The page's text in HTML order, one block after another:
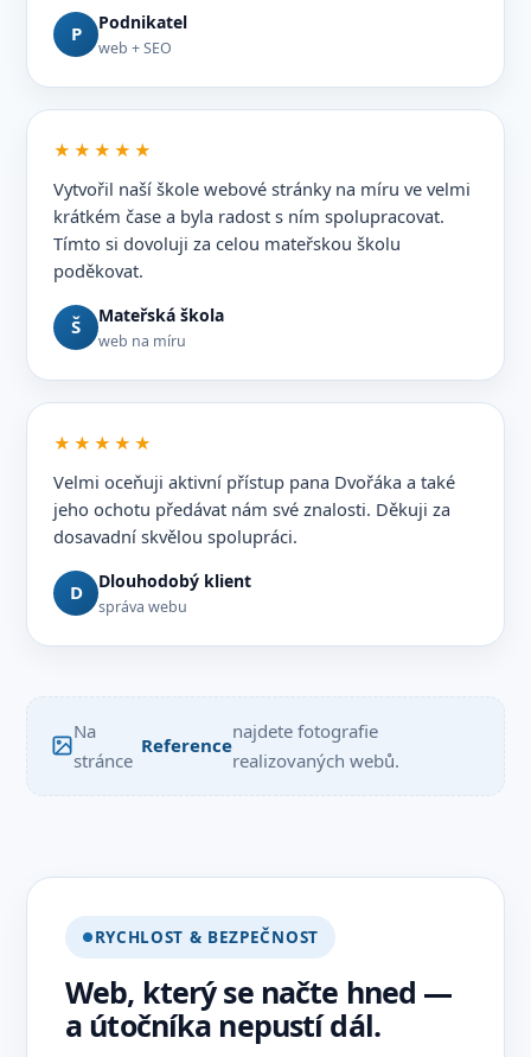
P Podnikatel
web + SEO
★★★★★
Vytvořil naší škole webové stránky na míru ve velmi
krátkém čase a byla radost s ním spolupracovat.
Tímto si dovoluji za celou mateřskou školu
poděkovat.
Š Mateřská škola
web na míru
★★★★★
Velmi oceňuji aktivní přístup pana Dvořáka a také
jeho ochotu předávat nám své znalosti. Děkuji za
dosavadní skvělou spolupráci.
D Dlouhodobý klient
správa webu
Na
stránce
Reference
najdete fotografie
realizovaných webů.
RYCHLOST & BEZPEČNOST
Web, který se načte hned —
a útočníka nepustí dál.